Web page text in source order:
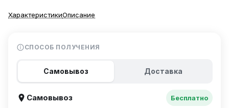
ХарактеристикиОписание
СПОСОБ ПОЛУЧЕНИЯ
Самовывоз Доставка
Самовывоз
Бесплатно